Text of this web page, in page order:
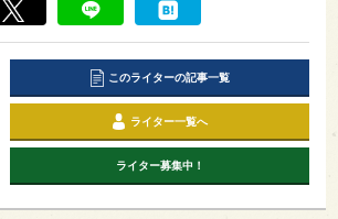
このライターの記事一覧
ライター一覧へ
ライター募集中！